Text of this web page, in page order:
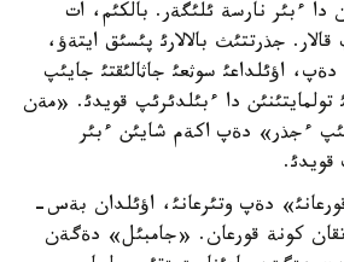
دا ءبئر نارسة ئلئگةر. بالكئم، ات
جذرتتئث بالالارئ پئسئق ايتةؤ،
اؤئلداعئ سوثعئ جاثالئقتئ جايئپ
تولمايتئنئن دا ءبئلدئرئپ قويدئ. «مةن
ءجذر» دةپ اكةم شايئن ءبئر
دةپ وتئرعانئ، اؤئلدان بةس-
كونة قورعان. «جامبئل» دةگةن